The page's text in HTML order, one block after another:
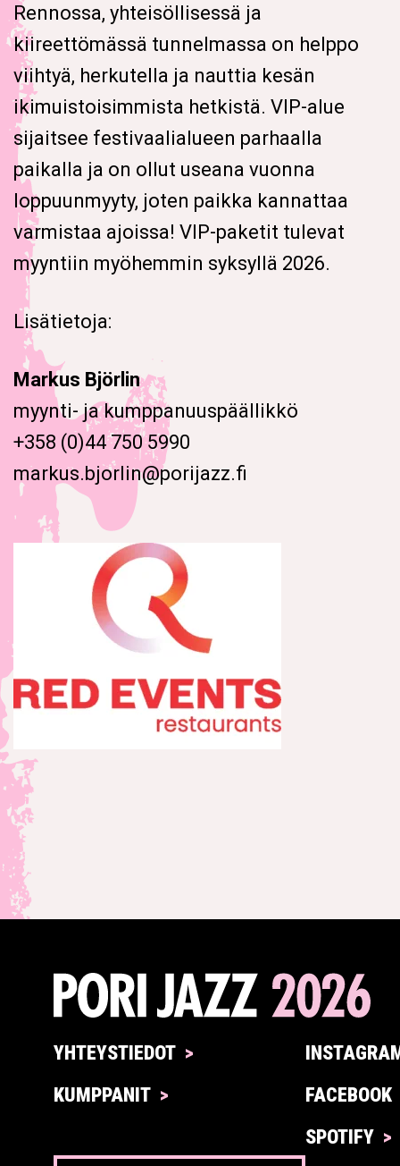
Rennossa, yhteisöllisessä ja
kiireettömässä tunnelmassa on helppo
viihtyä, herkutella ja nauttia kesän
ikimuistoisimmista hetkistä. VIP-alue
sijaitsee festivaalialueen parhaalla
paikalla ja on ollut useana vuonna
loppuunmyyty, joten paikka kannattaa
varmistaa ajoissa! VIP-paketit tulevat
myyntiin myöhemmin syksyllä 2026.
Lisätietoja:
Markus Björlin
myynti- ja kumppanuuspäällikkö
+358 (0)44 750 5990
markus.bjorlin@porijazz.fi
YHTEYSTIEDOT
KUMPPANIT
FACEBOOK
SPOTIFY